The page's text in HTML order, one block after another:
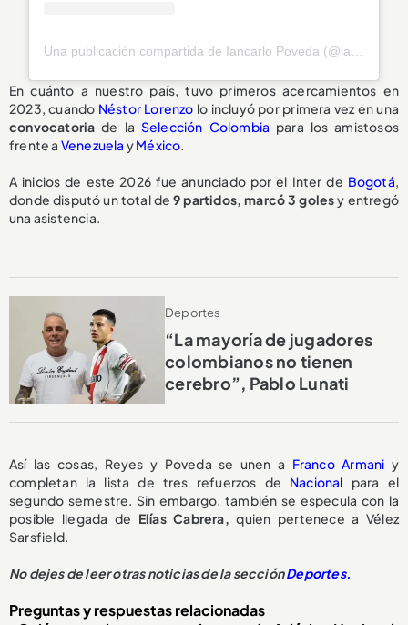
Una publicación compartida de Iancarlo Poveda (@iancarlo_10)
En cuánto a nuestro país, tuvo primeros acercamientos en
2023, cuando Néstor Lorenzo lo incluyó por primera vez en una
convocatoria de la Selección Colombia para los amistosos
frente a Venezuela yMéxico.
A inicios de este 2026 fue anunciado por el Inter de Bogotá,
donde disputó un total de 9 partidos, marcó 3 golesy entregó
una asistencia.
Deportes
“La mayoría de jugadores
colombianos no tienen
cerebro”, Pablo Lunati
Así las cosas, Reyes y Poveda se unen a Franco Armani y
completan la lista de tres refuerzos de Nacional para el
segundo semestre. Sin embargo, también se especula con la
posible llegada de Elías Cabrera, quien pertenece a Vélez
Sarsfield.
No dejes de leer otras noticias de la secciónDeportes.
Preguntas y respuestas relacionadas